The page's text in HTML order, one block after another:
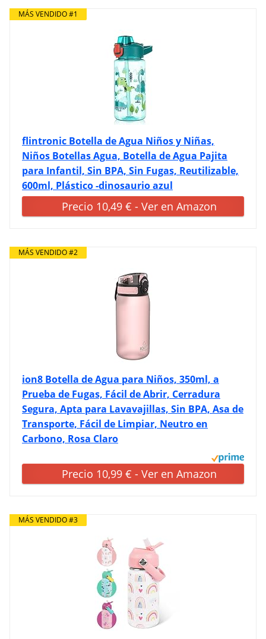
MÁS VENDIDO #1
flintronic Botella de Agua Niños y Niñas,
Niños Botellas Agua, Botella de Agua Pajita
para Infantil, Sin BPA, Sin Fugas, Reutilizable,
600ml, Plástico -dinosaurio azul
Precio 10,49 € - Ver en Amazon
MÁS VENDIDO #2
ion8 Botella de Agua para Niños, 350ml, a
Prueba de Fugas, Fácil de Abrir, Cerradura
Segura, Apta para Lavavajillas, Sin BPA, Asa de
Transporte, Fácil de Limpiar, Neutro en
Carbono, Rosa Claro
Precio 10,99 € - Ver en Amazon
MÁS VENDIDO #3